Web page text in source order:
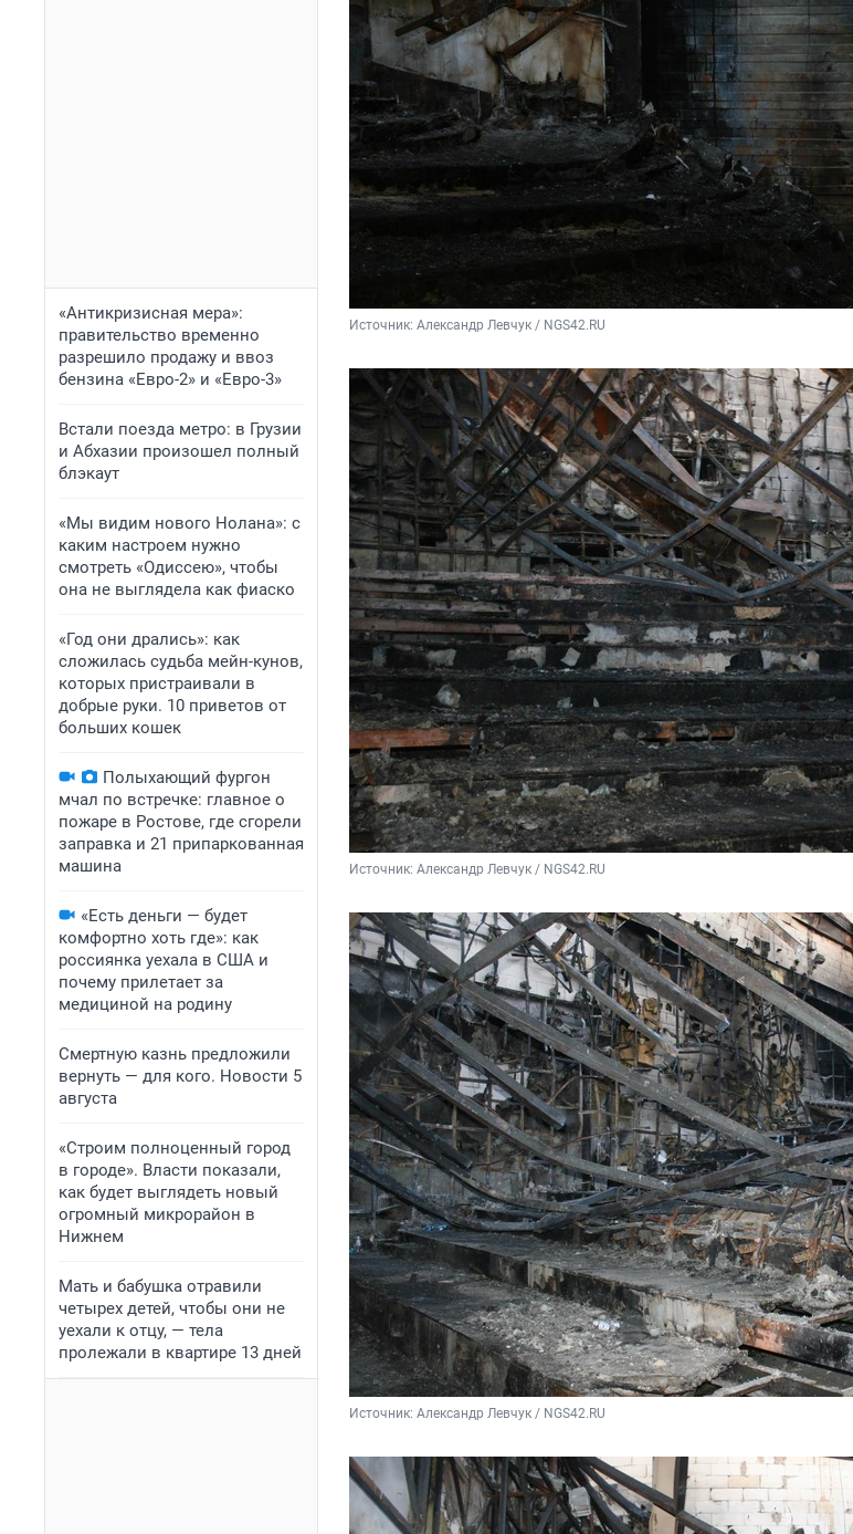
«Антикризисная мера»:
правительство временно
разрешило продажу и ввоз
бензина «Евро-2» и «Евро-3»
Встали поезда метро: в Грузии
и Абхазии произошел полный
блэкаут
«Мы видим нового Нолана»: с
каким настроем нужно
смотреть «Одиссею», чтобы
она не выглядела как фиаско
«Год они дрались»: как
сложилась судьба мейн-кунов,
которых пристраивали в
добрые руки. 10 приветов от
больших кошек
Полыхающий фургон
мчал по встречке: главное о
пожаре в Ростове, где сгорели
заправка и 21 припаркованная
машина
«Есть деньги — будет
комфортно хоть где»: как
россиянка уехала в США и
почему прилетает за
медициной на родину
Смертную казнь предложили
вернуть — для кого. Новости 5
августа
«Строим полноценный город
в городе». Власти показали,
как будет выглядеть новый
огромный микрорайон в
Нижнем
Мать и бабушка отравили
четырех детей, чтобы они не
уехали к отцу, — тела
пролежали в квартире 13 дней
Источник: Александр Левчук / NGS42.RU
Источник: Александр Левчук / NGS42.RU
Источник: Александр Левчук / NGS42.RU